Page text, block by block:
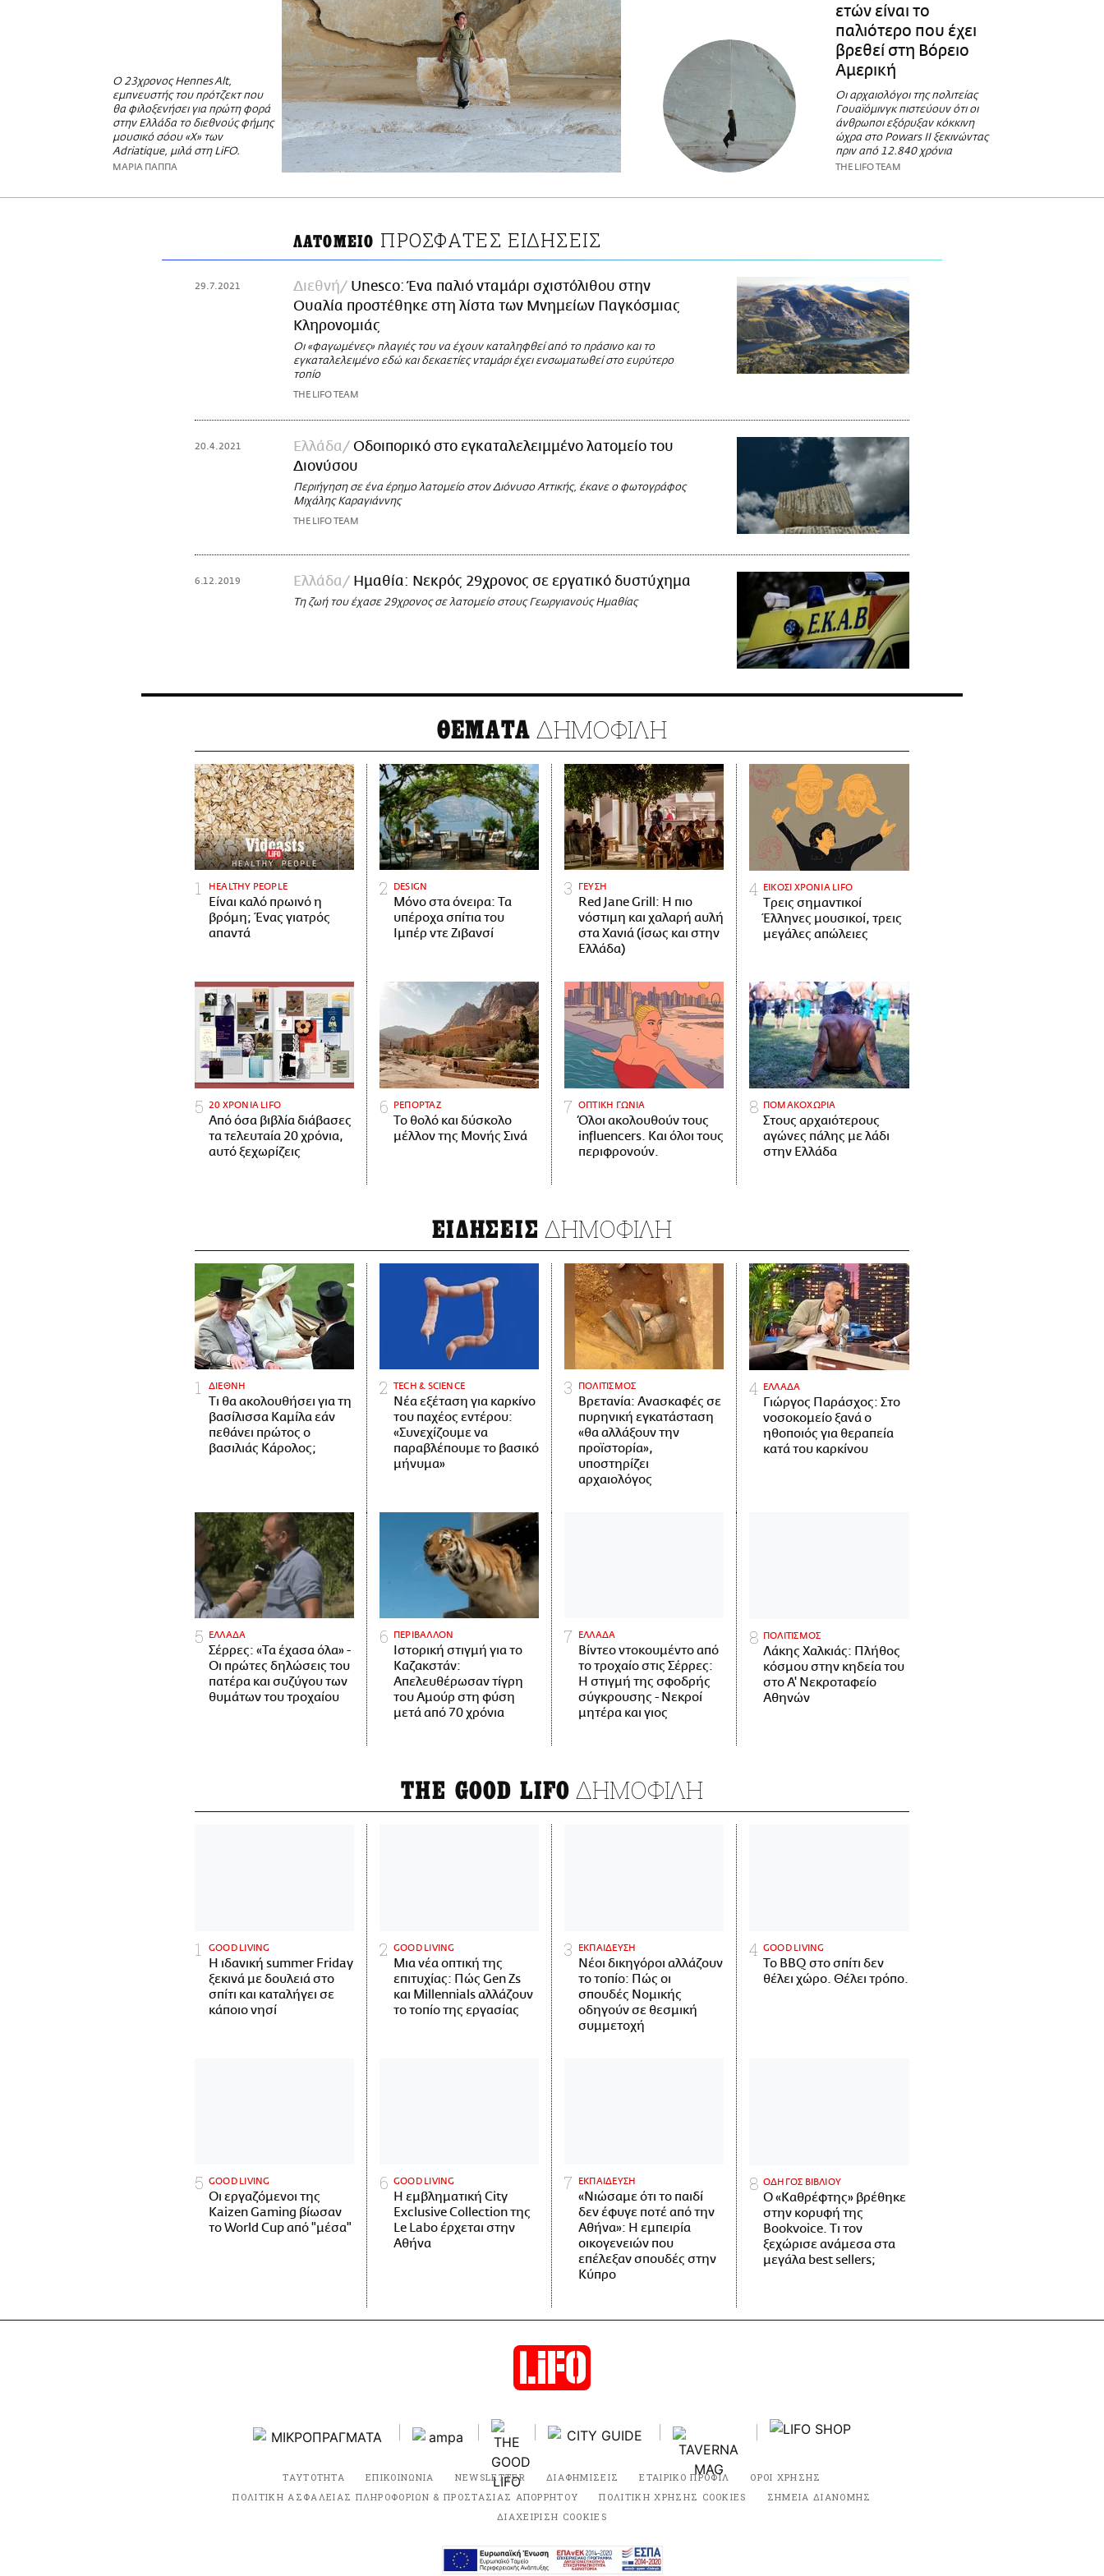
O 23χρονος Hennes Alt,
εμπνευστής του πρότζεκτ που
θα φιλοξενήσει για πρώτη φορά
στην Ελλάδα το διεθνούς φήμης
μουσικό σόου «X» των
Adriatique, μιλά στη LiFO.
ΜΑΡΙΑ ΠΑΠΠΑ
ετών είναι το
παλιότερο που έχει
βρεθεί στη Βόρειο
Αμερική
Οι αρχαιολόγοι της πολιτείας
Γουαϊόμινγκ πιστεύουν ότι οι
άνθρωποι εξόρυξαν κόκκινη
ώχρα στο Powars II ξεκινώντας
πριν από 12.840 χρόνια
THE LIFO TEAM
ΛΑΤΟΜΕΙΟ ΠΡΟΣΦΑΤΕΣ ΕΙΔΗΣΕΙΣ
29.7.2021 Διεθνή
Unesco: Ένα παλιό νταμάρι σχιστόλιθου στην
Ουαλία προστέθηκε στη λίστα των Μνημείων Παγκόσμιας
Κληρονομιάς
Οι «φαγωμένες» πλαγιές του να έχουν καταληφθεί από το πράσινο και το
εγκαταλελειμένο εδώ και δεκαετίες νταμάρι έχει ενσωματωθεί στο ευρύτερο
τοπίο
THE LIFO TEAM
20.4.2021 Ελλάδα
Οδοιπορικό στο εγκαταλελειμμένο λατομείο του
Διονύσου
Περιήγηση σε ένα έρημο λατομείο στον Διόνυσο Αττικής, έκανε ο φωτογράφος
Μιχάλης Καραγιάννης
THE LIFO TEAM
6.12.2019 Ελλάδα Ημαθία: Νεκρός 29χρονος σε εργατικό δυστύχημα
Τη ζωή του έχασε 29χρονος σε λατομείο στους Γεωργιανούς Ημαθίας
ΘΕΜΑΤΑ ΔΗΜΟΦΙΛΗ
HEALTHY PEOPLE
Είναι καλό πρωινό η
βρόμη; Ένας γιατρός
απαντά
DESIGN
Μόνο στα όνειρα: Τα
υπέροχα σπίτια του
Ιμπέρ ντε Ζιβανσί
ΓΕΥΣΗ
Red Jane Grill: Η πιο
νόστιμη και χαλαρή αυλή
στα Χανιά (ίσως και στην
Ελλάδα)
ΕΙΚΟΣΙ ΧΡΟΝΙΑ LIFO
Tρεις σημαντικοί
Έλληνες μουσικοί, τρεις
μεγάλες απώλειες
20 ΧΡΟΝΙΑ LIFO
Από όσα βιβλία διάβασες
τα τελευταία 20 χρόνια,
αυτό ξεχωρίζεις
ΡΕΠΟΡΤΑΖ
Το θολό και δύσκολο
μέλλον της Μονής Σινά
ΟΠΤΙΚΗ ΓΩΝΙΑ
Όλοι ακολουθούν τους
influencers. Και όλοι τους
περιφρονούν.
ΠΟΜΑΚΟΧΩΡΙΑ
Στους αρχαιότερους
αγώνες πάλης με λάδι
στην Ελλάδα
ΕΙΔΗΣΕΙΣ ΔΗΜΟΦΙΛΗ
ΔΙΕΘΝΗ
Τι θα ακολουθήσει για τη
βασίλισσα Καμίλα εάν
πεθάνει πρώτος ο
βασιλιάς Κάρολος;
ΤECH & SCIENCE
Νέα εξέταση για καρκίνο
του παχέος εντέρου:
«Συνεχίζουμε να
παραβλέπουμε το βασικό
μήνυμα»
ΠΟΛΙΤΙΣΜΟΣ
Βρετανία: Ανασκαφές σε
πυρηνική εγκατάσταση
«θα αλλάξουν την
προϊστορία»,
υποστηρίζει
αρχαιολόγος
ΕΛΛΑΔΑ
Γιώργος Παράσχος: Στο
νοσοκομείο ξανά ο
ηθοποιός για θεραπεία
κατά του καρκίνου
ΕΛΛΑΔΑ
Σέρρες: «Τα έχασα όλα» -
Οι πρώτες δηλώσεις του
πατέρα και συζύγου των
θυμάτων του τροχαίου
ΠΕΡΙΒΑΛΛΟΝ
Ιστορική στιγμή για το
Καζακστάν:
Απελευθέρωσαν τίγρη
του Αμούρ στη φύση
μετά από 70 χρόνια
ΕΛΛΑΔΑ
Βίντεο ντοκουμέντο από
το τροχαίο στις Σέρρες:
Η στιγμή της σφοδρής
σύγκρουσης - Νεκροί
μητέρα και γιος
ΠΟΛΙΤΙΣΜΟΣ
Λάκης Χαλκιάς: Πλήθος
κόσμου στην κηδεία του
στο Α' Νεκροταφείο
Αθηνών
THE GOOD LIFO ΔΗΜΟΦΙΛΗ
GOOD LIVING
Η ιδανική summer Friday
ξεκινά με δουλειά στο
σπίτι και καταλήγει σε
κάποιο νησί
GOOD LIVING
Μια νέα οπτική της
επιτυχίας: Πώς Gen Zs
και Millennials αλλάζουν
το τοπίο της εργασίας
ΕΚΠΑΙΔΕΥΣΗ
Νέοι δικηγόροι αλλάζουν
το τοπίο: Πώς οι
σπουδές Νομικής
οδηγούν σε θεσμική
συμμετοχή
GOOD LIVING
Το BBQ στο σπίτι δεν
θέλει χώρο. Θέλει τρόπο.
GOOD LIVING
Οι εργαζόμενοι της
Kaizen Gaming βίωσαν
το World Cup από "μέσα"
GOOD LIVING
Η εμβληματική City
Exclusive Collection της
Le Labo έρχεται στην
Αθήνα
ΕΚΠΑΙΔΕΥΣΗ
«Νιώσαμε ότι το παιδί
δεν έφυγε ποτέ από την
Αθήνα»: Η εμπειρία
οικογενειών που
επέλεξαν σπουδές στην
Κύπρο
ΟΔΗΓΟΣ ΒΙΒΛΙΟΥ
Ο «Καθρέφτης» βρέθηκε
στην κορυφή της
Bookvoice. Τι τον
ξεχώρισε ανάμεσα στα
μεγάλα best sellers;
ΤΑΥΤΟΤΗΤΑ ΕΠΙΚΟΙΝΩΝΙΑ NEWSLETTER ΔΙΑΦΗΜΙΣΕΙΣ ΕΤΑΙΡΙΚΟ ΠΡΟΦΙΛ
ΟΡΟΙ ΧΡΗΣΗΣ
ΠΟΛΙΤΙΚΗ ΑΣΦΑΛΕΙΑΣ ΠΛΗΡΟΦΟΡΙΩΝ & ΠΡΟΣΤΑΣΙΑΣ ΑΠΟΡΡΗΤΟΥ
ΠΟΛΙΤΙΚΗ ΧΡΗΣΗΣ COOKIES
ΣΗΜΕΙΑ ΔΙΑΝΟΜΗΣ
ΔΙΑΧΕΙΡΙΣΗ COOKIES